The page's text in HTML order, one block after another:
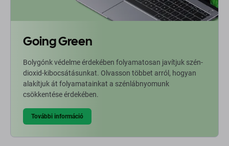
Going Green
Bolygónk védelme érdekében folyamatosan javítjuk szén-
dioxid-kibocsátásunkat. Olvasson többet arról, hogyan
alakítjuk át folyamatainkat a szénlábnyomunk
csökkentése érdekében.
További információ